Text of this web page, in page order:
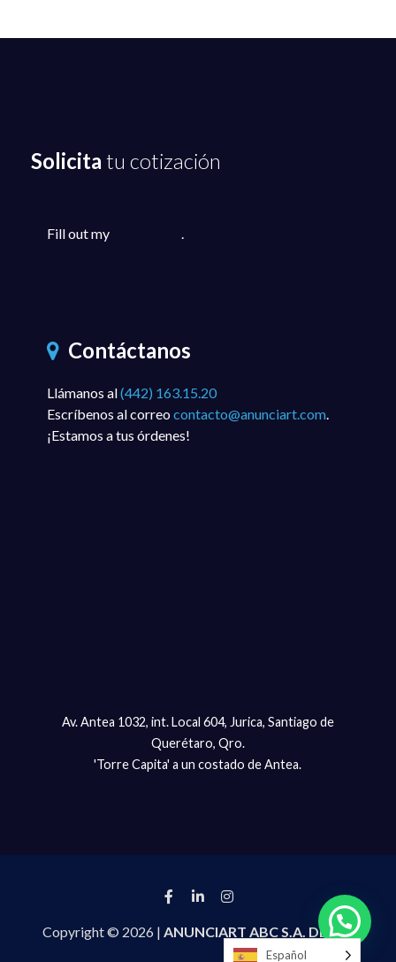
Solicita tu cotización
Fill out my .
Contáctanos
Llámanos al(442) 163.15.20
Escríbenos al correo contacto@anunciart.com.
¡Estamos a tus órdenes!
Av. Antea 1032, int. Local 604, Jurica, Santiago de
Querétaro, Qro.
'Torre Capita' a un costado de Antea.
Copyright © 2026 | ANUNCIART ABC S.A. DE C.V.
Español